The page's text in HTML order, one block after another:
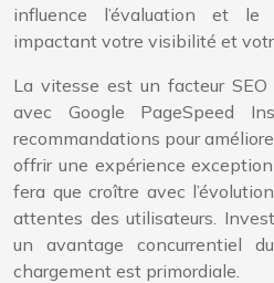
influence l’évaluation et le
impactant votre visibilité et
La vitesse est un facteur
avec Google PageSpeed
recommandations pour
offrir une expérience
fera que croître avec
attentes des utilisateurs.
un avantage concurrentiel
chargement est primordiale.